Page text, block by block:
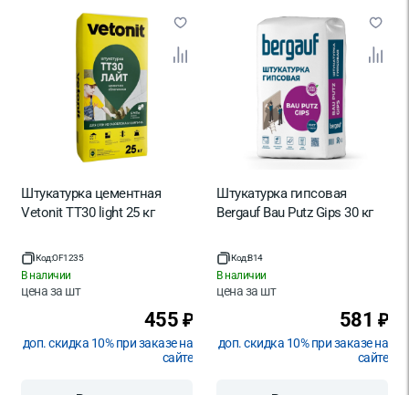
Штукатурка цементная
Vetonit TT30 light 25 кг
Код:OF1235
В наличии
цена за шт
455 ₽
доп. скидка 10% при заказе на
сайте
Штукатурка гипсовая
Bergauf Bau Putz Gips 30 кг
Код:B14
В наличии
цена за шт
581 ₽
доп. скидка 10% при заказе на
сайте